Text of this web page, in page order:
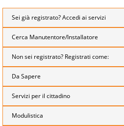
Sei già registrato? Accedi ai servizi
Cerca Manutentore/Installatore
Non sei registrato? Registrati come:
Da Sapere
Servizi per il cittadino
Modulistica